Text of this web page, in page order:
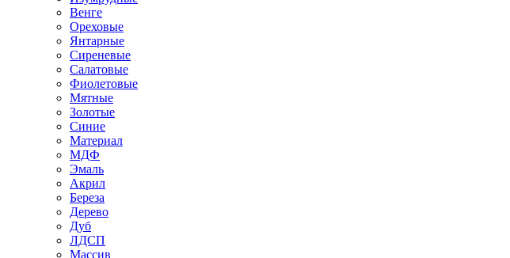
Венге
Ореховые
Янтарные
Сиреневые
Салатовые
Фиолетовые
Мятные
Золотые
Синие
Материал
МДФ
Эмаль
Акрил
Береза
Дерево
Дуб
ЛДСП
Массив